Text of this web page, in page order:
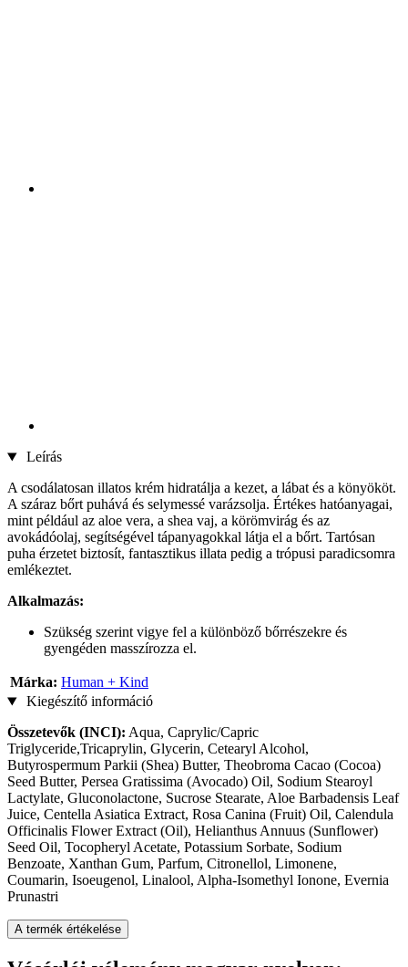
Leírás
A csodálatosan illatos krém hidratálja a kezet, a lábat és a könyököt.
A száraz bőrt puhává és selymessé varázsolja. Értékes hatóanyagai,
mint például az aloe vera, a shea vaj, a körömvirág és az
avokádóolaj, segítségével tápanyagokkal látja el a bőrt. Tartósan
puha érzetet biztosít, fantasztikus illata pedig a trópusi paradicsomra
emlékeztet.
Alkalmazás:
Szükség szerint vigye fel a különböző bőrrészekre és
gyengéden masszírozza el.
Márka: Human + Kind
Kiegészítő információ
Összetevők (INCI): Aqua, Caprylic/Capric
Triglyceride,Tricaprylin, Glycerin, Cetearyl Alcohol,
Butyrospermum Parkii (Shea) Butter, Theobroma Cacao (Cocoa)
Seed Butter, Persea Gratissima (Avocado) Oil, Sodium Stearoyl
Lactylate, Gluconolactone, Sucrose Stearate, Aloe Barbadensis Leaf
Juice, Centella Asiatica Extract, Rosa Canina (Fruit) Oil, Calendula
Officinalis Flower Extract (Oil), Helianthus Annuus (Sunflower)
Seed Oil, Tocopheryl Acetate, Potassium Sorbate, Sodium
Benzoate, Xanthan Gum, Parfum, Citronellol, Limonene,
Coumarin, Isoeugenol, Linalool, Alpha-Isomethyl Ionone, Evernia
Prunastri
A termék értékelése